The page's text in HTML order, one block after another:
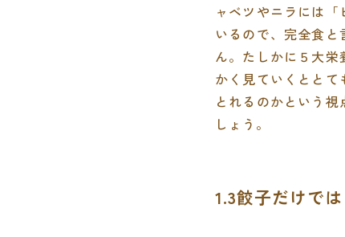
ャベツやニラには
いるので、完全食
ん。たしかに５大
かく見ていくとと
とれるのかという
しょう。
1.3餃子だけで